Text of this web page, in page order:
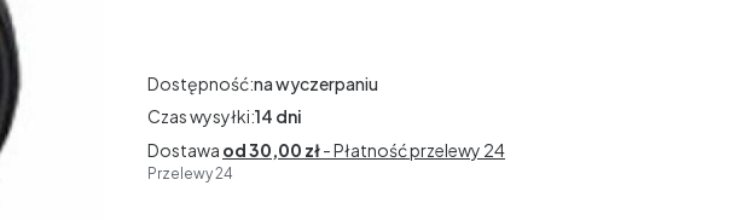
Dostępność:na wyczerpaniu
Czas wysyłki:14 dni
Dostawa od 30,00 zł- Płatność przelewy 24
Przelewy 24